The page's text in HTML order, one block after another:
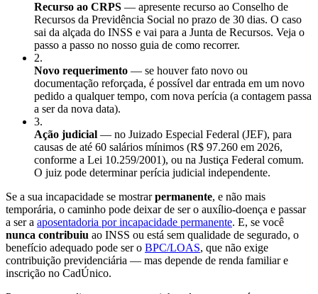
Recurso ao CRPS — apresente recurso ao Conselho de
Recursos da Previdência Social no prazo de 30 dias. O caso
sai da alçada do INSS e vai para a Junta de Recursos. Veja o
passo a passo no nosso guia de como recorrer.
2.
Novo requerimento — se houver fato novo ou
documentação reforçada, é possível dar entrada em um novo
pedido a qualquer tempo, com nova perícia (a contagem passa
a ser da nova data).
3.
Ação judicial — no Juizado Especial Federal (JEF), para
causas de até 60 salários mínimos (R$ 97.260 em 2026,
conforme a Lei 10.259/2001), ou na Justiça Federal comum.
O juiz pode determinar perícia judicial independente.
Se a sua incapacidade se mostrarpermanente, e não mais
temporária, o caminho pode deixar de ser o auxílio-doença e passar
a ser a aposentadoria por incapacidade permanente. E, se você
nunca contribuiu ao INSS ou está sem qualidade de segurado, o
benefício adequado pode ser o BPC/LOAS, que não exige
contribuição previdenciária — mas depende de renda familiar e
inscrição no CadÚnico.